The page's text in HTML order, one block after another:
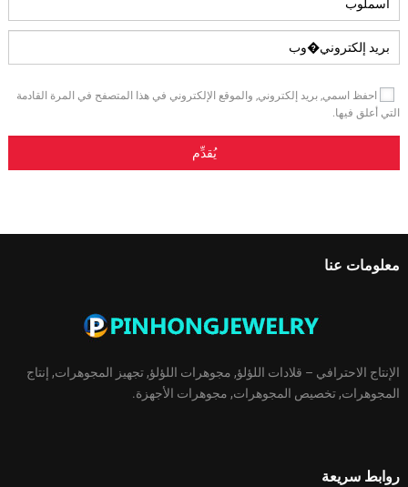
احفظ اسمي, بريد إلكتروني, والموقع الإلكتروني في هذا المتصفح في المرة القادمة
التي أعلق فيها.
معلومات عنا
الإنتاج الاحترافي – قلادات اللؤلؤ, مجوهرات اللؤلؤ, تجهيز المجوهرات, إنتاج
المجوهرات, تخصيص المجوهرات, مجوهرات الأجهزة.
روابط سريعة